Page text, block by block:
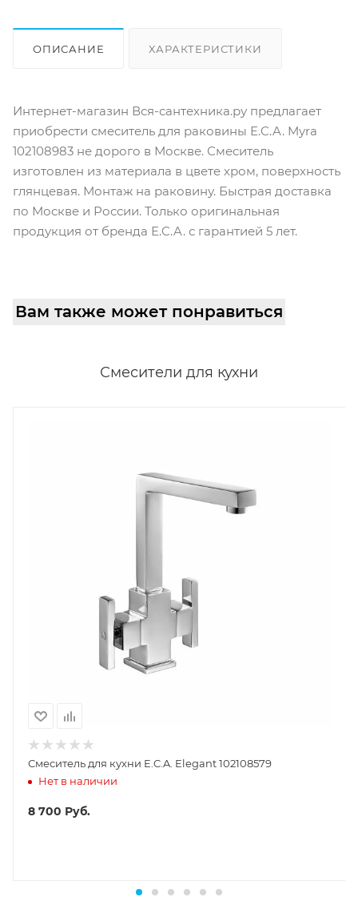
ОПИСАНИЕ ХАРАКТЕРИСТИКИ
Интернет-магазин Вся-сантехника.ру предлагает
приобрести смеситель для раковины E.C.A. Myra
102108983 не дорого в Москве. Смеситель
изготовлен из материала в цвете хром, поверхность
глянцевая. Монтаж на раковину. Быстрая доставка
по Москве и России. Только оригинальная
продукция от бренда E.C.A. с гарантией 5 лет.
Вам также может понравиться
Смесители для кухни
Смеситель для кухни E.C.A. Elegant 102108579
Нет в наличии
8 700 Руб.